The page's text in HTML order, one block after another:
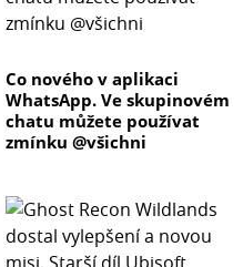
Co nového v aplikaci
WhatsApp. Ve skupinovém
chatu můžete používat
zmínku @všichni